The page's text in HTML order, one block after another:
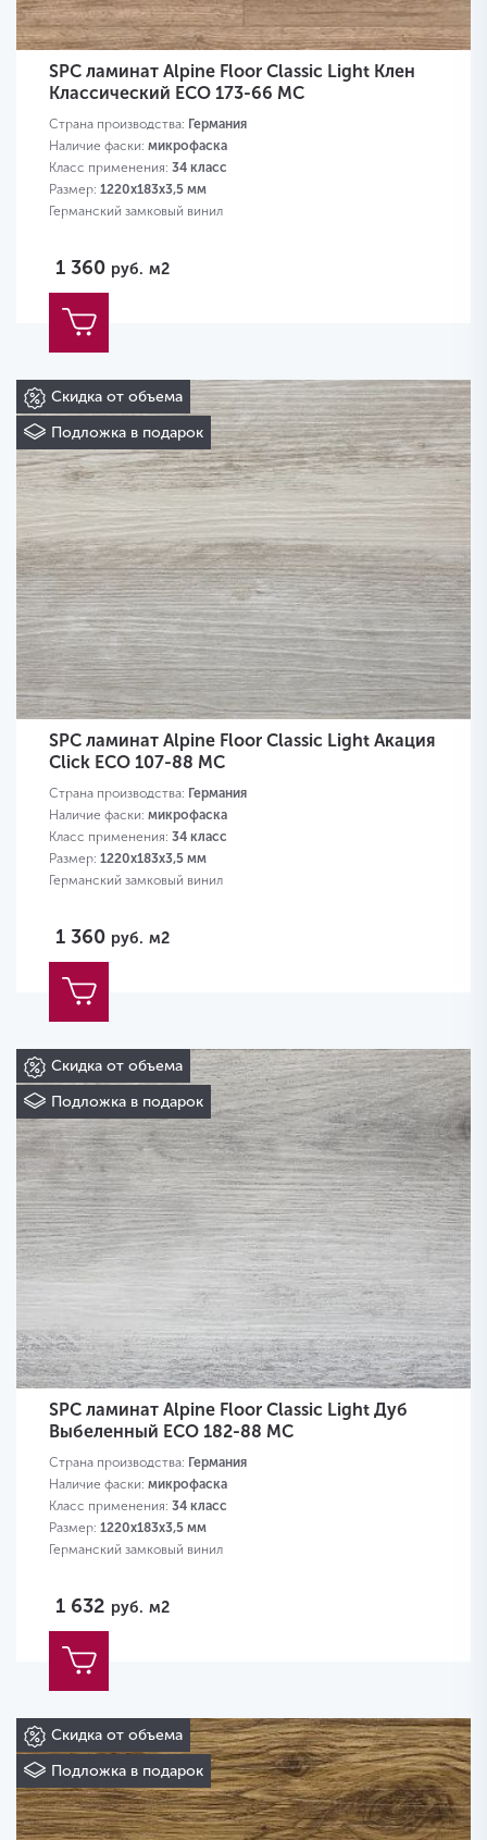
SPC ламинат Alpine Floor Classic Light Клен
Классический ECO 173-66 MC
Страна производства: Германия
Наличие фаски: микрофаска
Класс применения: 34 класс
Размер: 1220х183х3,5 мм
Германский замковый винил
1 360 руб. м2
Скидка от объема
Подложка в подарок
SPC ламинат Alpine Floor Classic Light Акация
Click ECO 107-88 MC
Страна производства: Германия
Наличие фаски: микрофаска
Класс применения: 34 класс
Размер: 1220х183х3,5 мм
Германский замковый винил
1 360 руб. м2
Скидка от объема
Подложка в подарок
SPC ламинат Alpine Floor Classic Light Дуб
Выбеленный ECO 182-88 MC
Страна производства: Германия
Наличие фаски: микрофаска
Класс применения: 34 класс
Размер: 1220х183х3,5 мм
Германский замковый винил
1 632 руб. м2
Скидка от объема
Подложка в подарок